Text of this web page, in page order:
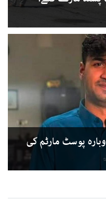
پوسٹ مارٹم کی